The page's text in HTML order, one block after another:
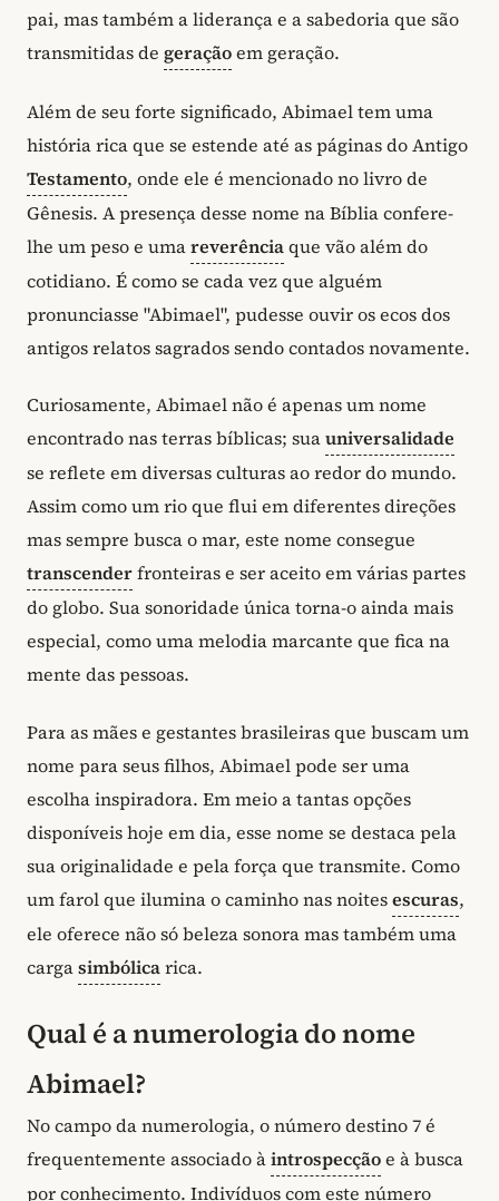
pai, mas também a liderança e a sabedoria que são
transmitidas de geraçãoem geração.
Além de seu forte significado, Abimael tem uma
história rica que se estende até as páginas do Antigo
Testamento, onde ele é mencionado no livro de
Gênesis. A presença desse nome na Bíblia confere-
lhe um peso e umareverênciaque vão além do
cotidiano. É como se cada vez que alguém
pronunciasse "Abimael", pudesse ouvir os ecos dos
antigos relatos sagrados sendo contados novamente.
Curiosamente, Abimael não é apenas um nome
encontrado nas terras bíblicas; suauniversalidade
se reflete em diversas culturas ao redor do mundo.
Assim como um rio que flui em diferentes direções
mas sempre busca o mar, este nome consegue
transcenderfronteiras e ser aceito em várias partes
do globo. Sua sonoridade única torna-o ainda mais
especial, como uma melodia marcante que fica na
mente das pessoas.
Para as mães e gestantes brasileiras que buscam um
nome para seus filhos, Abimael pode ser uma
escolha inspiradora. Em meio a tantas opções
disponíveis hoje em dia, esse nome se destaca pela
sua originalidade e pela força que transmite. Como
um farol que ilumina o caminho nas noitesescuras,
ele oferece não só beleza sonora mas também uma
cargasimbólicarica.
Qual é a numerologia do nome
Abimael?
No campo da numerologia, o número destino 7 é
frequentemente associado àintrospecçãoe à busca
por conhecimento. Indivíduos com este número